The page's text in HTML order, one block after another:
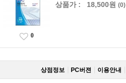
상품가 : 18,500원 (0)
0
상점정보 PC버젼 이용안내